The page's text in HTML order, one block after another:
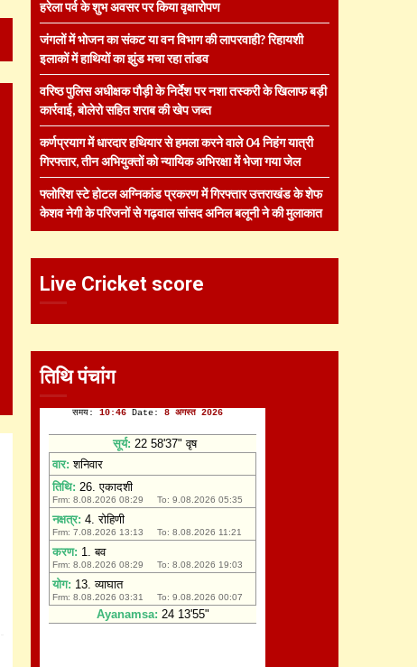
हरेला पर्व के शुभ अवसर पर किया वृक्षारोपण
जंगलों में भोजन का संकट या वन विभाग की लापरवाही? रिहायशी
इलाकों में हाथियों का झुंड मचा रहा तांडव
वरिष्ठ पुलिस अधीक्षक पौड़ी के निर्देश पर नशा तस्करी के खिलाफ बड़ी
कार्रवाई, बोलेरो सहित शराब की खेप जब्त
कर्णप्रयाग में धारदार हथियार से हमला करने वाले 04 निहंग यात्री
गिरफ्तार, तीन अभियुक्तों को न्यायिक अभिरक्षा में भेजा गया जेल
फ्लोरिश स्टे होटल अग्निकांड प्रकरण में गिरफ्तार उत्तराखंड के शेफ
केशव नेगी के परिजनों से गढ़वाल सांसद अनिल बलूनी ने की मुलाकात
Live Cricket score
तिथि पंचांग